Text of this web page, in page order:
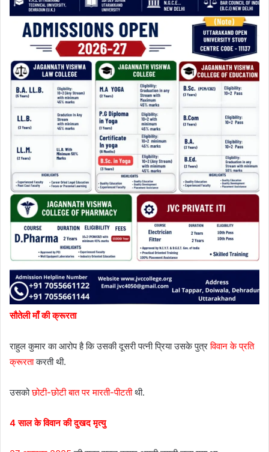
सौतेली माँ की क्रूरता
राहुल कुमार का आरोप है कि उसकी दूसरी पत्नी प्रिया उसके पुत्रविवान के प्रति
क्रूरताकरती थी.
उसकोछोटी-छोटी बात पर मारती-पीटतीथी.
4 साल के विवान की दुखद मृत्यु